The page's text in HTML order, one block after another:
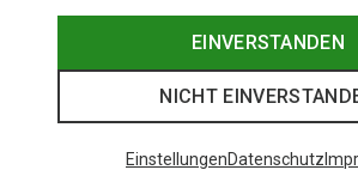
EINVERSTANDEN
NICHT
EinstellungenDatenschutz